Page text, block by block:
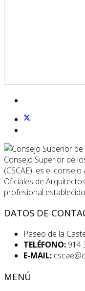
Consejo Superior de
(CSCAE), es el
Oficiales de
profesional
DATOS DE
Paseo de la
TELÉFONO: 914
E-MAIL:
MENÚ